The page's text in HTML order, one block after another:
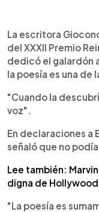
► Escuchar
La escritora
del XXXII Premio
dedicó el galardón
la poesía es una de
"Cuando la
voz".
En declaraciones a
señaló que no
Lee también:
digna de
"La poesía es